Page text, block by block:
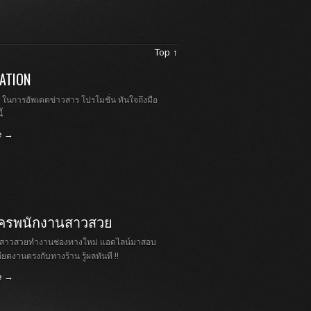
Top ↑
นการอัพเดตข่าวสาร โปรโมชั่น ทันใจถึงมือ
→
พนักงานสาวสวย
าวสวยทำงานช่องทางใหม่ แอดไลน์มาสอบ
ยดงานตรงกับทางร้าน รู้ผลทันที !!
→